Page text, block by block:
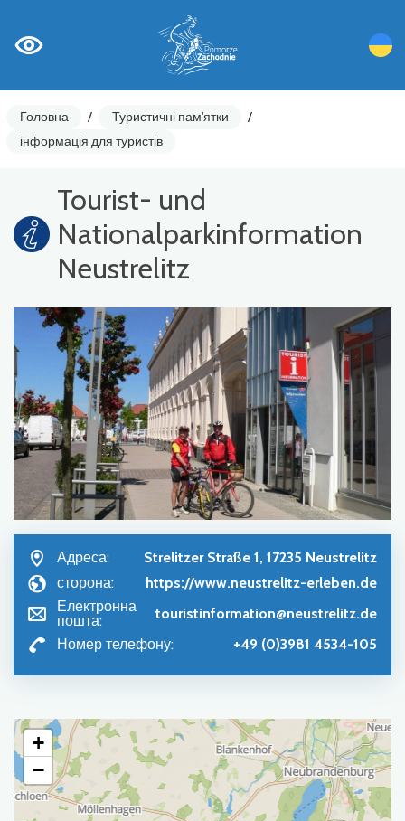
Головна / Туристичні пам'ятки
/
інформація для туристів
Tourist- und
Nationalparkinformation
Neustrelitz
Адреса:
Strelitzer Straße 1, 17235 Neustrelitz
сторона:
https://www.neustrelitz-erleben.de
Електронна
пошта:
touristinformation@neustrelitz.de
Номер телефону:
+49 (0)3981 4534-105
+
−